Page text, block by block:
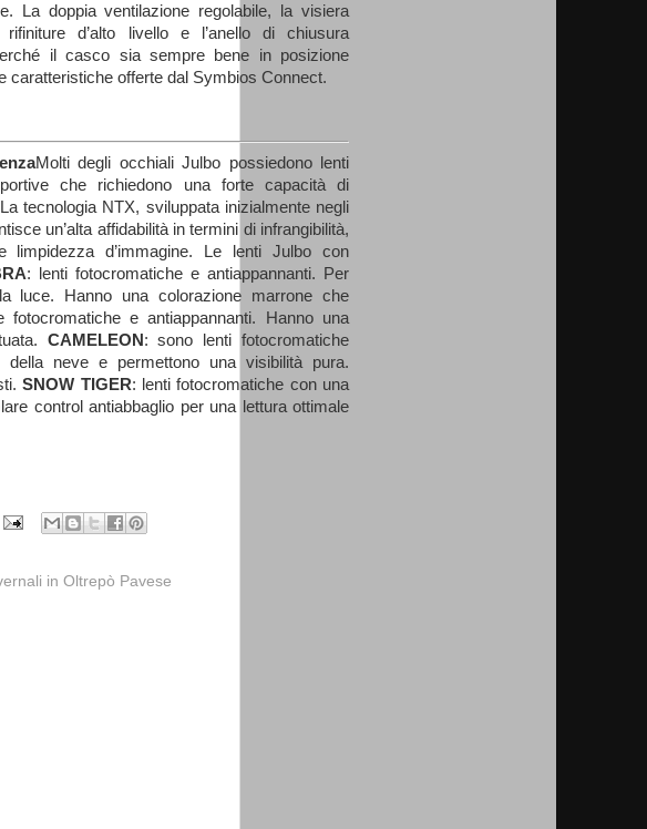
La doppia ventilazione regolabile, la visiera
rifiniture d’alto livello e l’anello di chiusura
il casco sia sempre bene in posizione
caratteristiche offerte dal Symbios Connect.
Molti degli occhiali Julbo possiedono lenti
che richiedono una forte capacità di
tecnologia NTX, sviluppata inizialmente negli
un’alta affidabilità in termini di infrangibilità,
limpidezza d’immagine. Le lenti Julbo con
: lenti fotocromatiche e antiappannanti. Per
luce. Hanno una colorazione marrone che
fotocromatiche e antiappannanti. Hanno una
CAMELEON: sono lenti fotocromatiche
della neve e permettono una visibilità pura.
SNOW TIGER: lenti fotocromatiche con una
control antiabbaglio per una lettura ottimale
in Oltrepò Pavese